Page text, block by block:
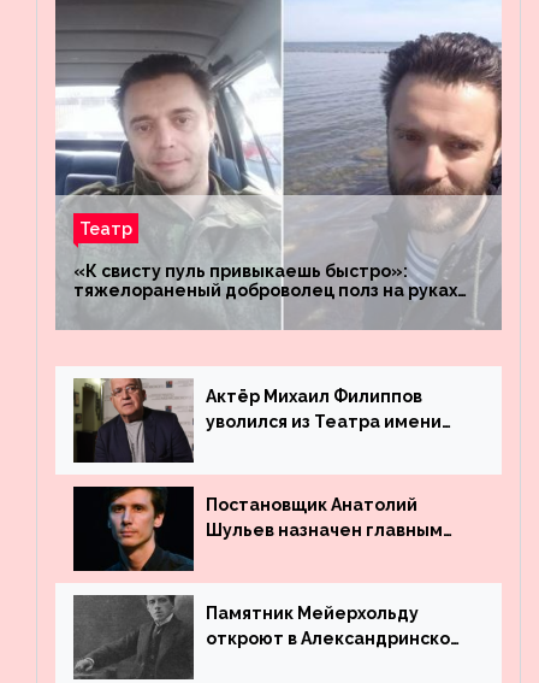
Театр
«К свисту пуль привыкаешь быстро»:
тяжелораненый доброволец полз на руках
четыре километра через заминированное
поле
Актёр Михаил Филиппов
уволился из Театра имени
Постановщик Анатолий
Шульев назначен главным
Вахтангова
Памятник Мейерхольду
откроют в Александринском